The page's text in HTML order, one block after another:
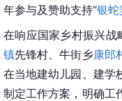
年参与及赞助支持“银蛇
在响应国家乡村振兴
镇先锋村、牛街乡康郎
在当地建幼儿园、建学
制定工作方案，明确工